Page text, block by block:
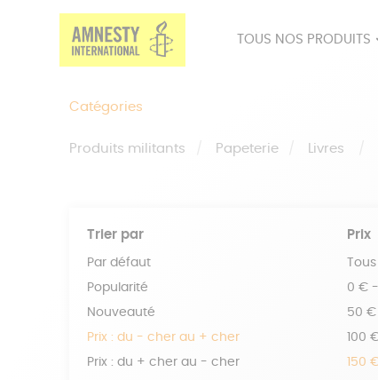
TOUS NOS PRODUITS
Catégories
Produits militants Papeterie Livres
Trier par
Par défaut
Popularité
Nouveauté
Prix : du - cher au + cher
Prix : du + cher au - cher
Prix
Tous
0 €
50 €
100
150